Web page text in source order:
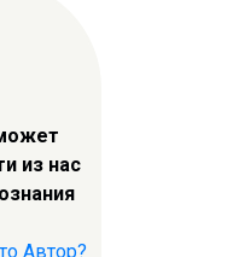
из нас
Автор?